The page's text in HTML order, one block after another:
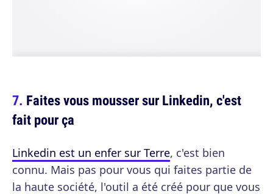
Faites vous mousser sur Linkedin, c'est
fait pour ça
Linkedin est un enfer sur Terre, c'est bien
connu. Mais pas pour vous qui faites partie de
la haute société, l'outil a été créé pour que vous